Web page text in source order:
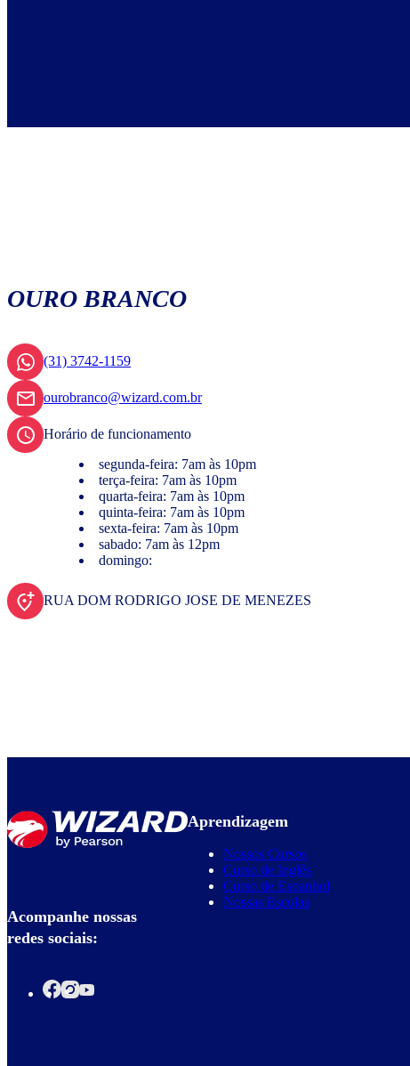
OURO BRANCO
(31) 3742-1159
ourobranco@wizard.com.br
Horário de funcionamento
segunda-feira: 7am às 10pm
terça-feira: 7am às 10pm
quarta-feira: 7am às 10pm
quinta-feira: 7am às 10pm
sexta-feira: 7am às 10pm
sabado: 7am às 12pm
domingo:
RUA DOM RODRIGO JOSE DE MENEZES
Acompanhe nossas
redes sociais:
Aprendizagem
Nossos Cursos
Curso de Inglês
Curso de Espanhol
Nossas Escolas